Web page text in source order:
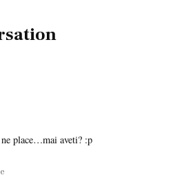
place…mai aveti? :p